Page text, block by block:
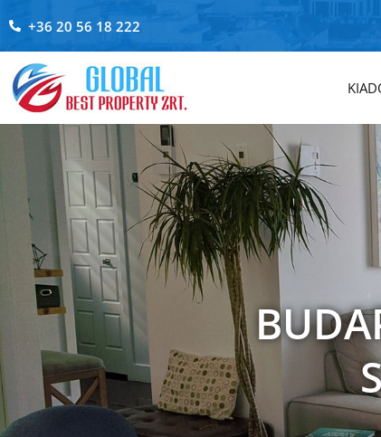
+36 20 56 18 222